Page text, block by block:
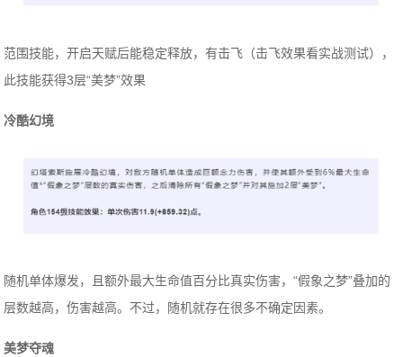
范围技能，开启天赋后能稳定释放，有击飞（击飞效果看实战测试），
此技能获得3层“美梦”效果
冷酷幻境
随机单体爆发，且额外最大生命值百分比真实伤害，“假象之梦”叠加的
层数越高，伤害越高。不过，随机就存在很多不确定因素。
美梦夺魂